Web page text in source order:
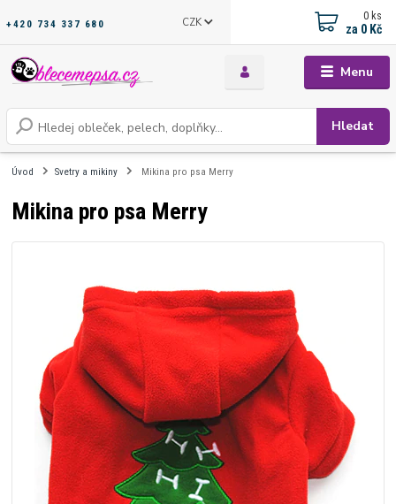
Menu
CZK
Hledat
+420 734 337 680
0 ks
za 0 Kč
Úvod Svetry a mikiny Mikina pro psa Merry
Mikina pro psa Merry